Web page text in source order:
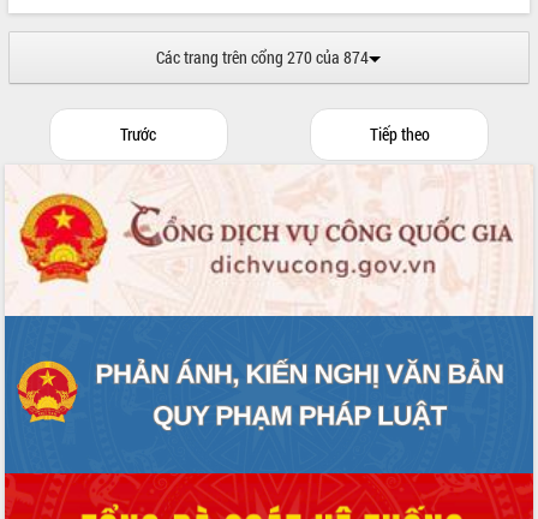
Các trang trên cổng 270 của 874
Trước Tiếp theo